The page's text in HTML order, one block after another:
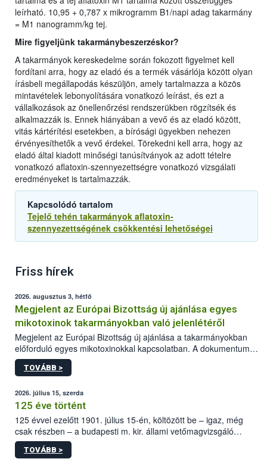
leírható. 10,95 + 0,787 x mikrogramm B1/napi adag takarmány
= M1 nanogramm/kg tej.
Mire figyeljünk takarmánybeszerzéskor?
A takarmányok kereskedelme során fokozott figyelmet kell
fordítani arra, hogy az eladó és a termék vásárlója között olyan
írásbeli megállapodás készüljön, amely tartalmazza a közös
mintavételek lebonyolítására vonatkozó leírást, és ezt a
vállalkozások az önellenőrzési rendszerükben rögzítsék és
alkalmazzák is. Ennek hiányában a vevő és az eladó között,
vitás kártérítési esetekben, a bírósági ügyekben nehezen
érvényesíthetők a vevő érdekei. Törekedni kell arra, hogy az
eladó által kiadott minőségi tanúsítványok az adott tételre
vonatkozó aflatoxin-szennyezettségre vonatkozó vizsgálati
eredményeket is tartalmazzák.
Kapcsolódó tartalom
Tejelő tehén takarmányok aflatoxin-
szennyezettségének csökkentési lehetőségei
Friss hírek
2026. augusztus 3, hétfő
Megjelent az Európai Bizottság új ajánlása egyes
mikotoxinok takarmányokban való jelenlétéről
Megjelent az Európai Bizottság új ajánlása a takarmányokban
előforduló egyes mikotoxinokkal kapcsolatban. A dokumentum
2027-től új irányértékek alkalmazását írja elő, és a jelenleg
hatályos uniós ajánlások helyébe lép.
TOVÁBB >
2026. július 15, szerda
125 éve történt
125 évvel ezelőtt 1901. július 15-én, költözött be – igaz, még
csak részben – a budapesti m. kir. állami vetőmagvizsgáló
állomás a Kis Rókus utca 15. szám alatti, Czigler Győző által
tervezett új épületébe.
TOVÁBB >